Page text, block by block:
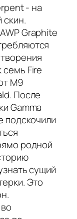
- на
Graphite
семь Fire
M9
После
Gamma
подскочили
родной
сущий
Это